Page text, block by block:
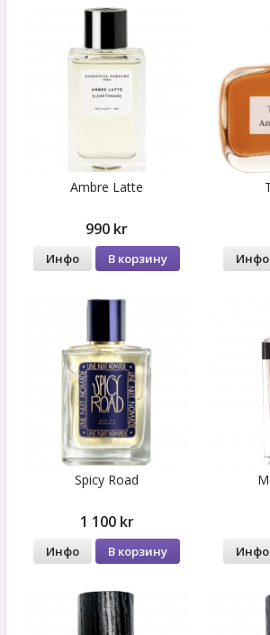
Ambre Latte
990 kr
Инфо В корзину Инфо
Spicy Road
1 100 kr
Инфо В корзину Инфо